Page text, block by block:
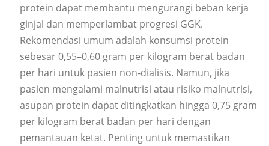
protein dapat membantu mengurangi beban kerja
ginjal dan memperlambat progresi GGK.
Rekomendasi umum adalah konsumsi protein
sebesar 0,55–0,60 gram per kilogram berat badan
per hari untuk pasien non-dialisis. Namun, jika
pasien mengalami malnutrisi atau risiko malnutrisi,
asupan protein dapat ditingkatkan hingga 0,75 gram
per kilogram berat badan per hari dengan
pemantauan ketat. Penting untuk memastikan